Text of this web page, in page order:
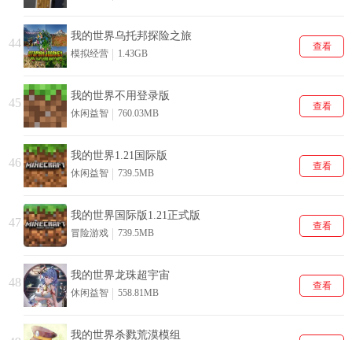
44
我的世界乌托邦探险之旅
模拟经营 1.43GB
查看
45
我的世界不用登录版
休闲益智 760.03MB
查看
46
我的世界1.21国际版
休闲益智 739.5MB
查看
47
我的世界国际版1.21正式版
冒险游戏 739.5MB
查看
48
我的世界龙珠超宇宙
休闲益智 558.81MB
查看
我的世界杀戮荒漠模组